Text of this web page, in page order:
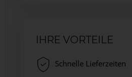
IHRE VORTEILE
Schnelle Lieferzeiten